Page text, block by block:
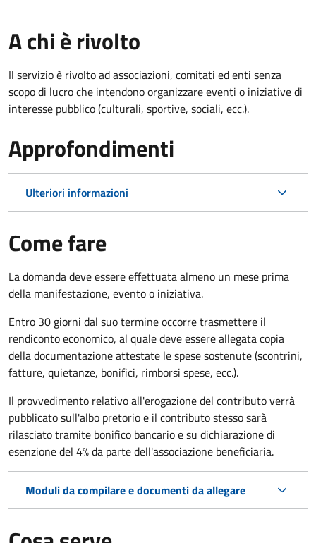
A chi è rivolto
Il servizio è rivolto ad associazioni, comitati ed enti senza
scopo di lucro che intendono organizzare eventi o iniziative di
interesse pubblico (culturali, sportive, sociali, ecc.).
Approfondimenti
Ulteriori informazioni
Come fare
La domanda deve essere effettuata almeno un mese prima
della manifestazione, evento o iniziativa.
Entro 30 giorni dal suo termine occorre trasmettere il
rendiconto economico, al quale deve essere allegata copia
della documentazione attestate le spese sostenute (scontrini,
fatture, quietanze, bonifici, rimborsi spese, ecc.).
Il provvedimento relativo all'erogazione del contributo verrà
pubblicatosull'albo pretorio e il contributo stesso sarà
rilasciato tramite bonifico bancario e su dichiarazione di
esenzione del 4% da parte dell'associazione beneficiaria.
Moduli da compilare e documenti da allegare